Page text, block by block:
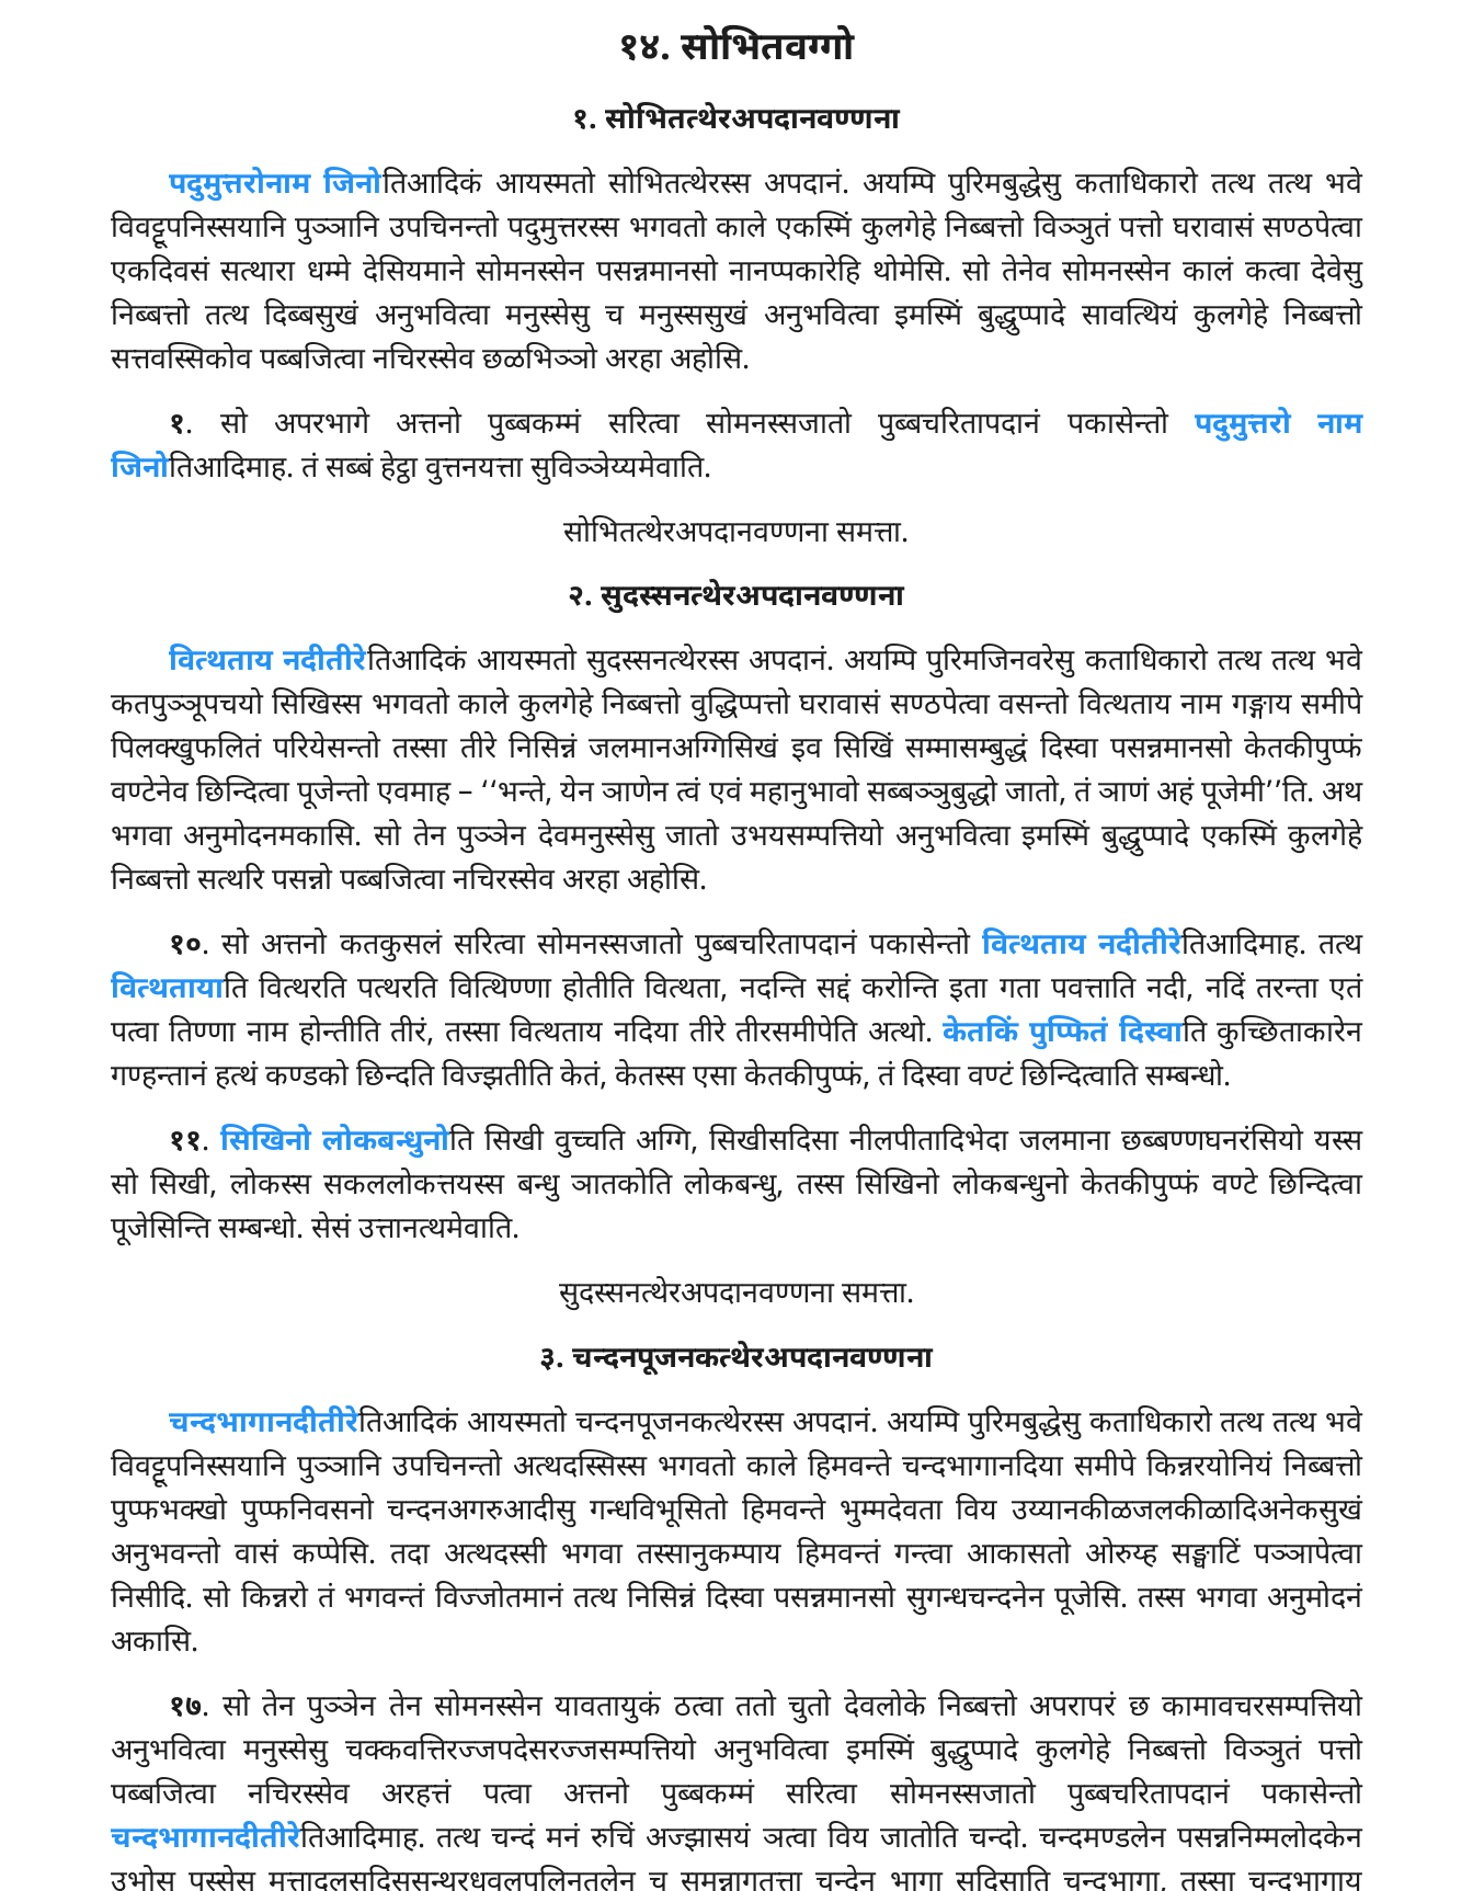
१४. सोभितवग्गो
१. सोभितत्थेरअपदानवण्णना
पदुमुत्तरोनाम जिनोतिआदिकं आयस्मतो सोभितत्थेरस्स अपदानं. अयम्पि पुरिमबुद्धेसु कताधिकारो तत्थ तत्थ भवे
विवट्टूपनिस्सयानि पुञ्ञानि उपचिनन्तो पदुमुत्तरस्स भगवतो काले एकस्मिं कुलगेहे निब्बत्तो विञ्ञुतं पत्तो घरावासं सण्ठपेत्वा
एकदिवसंसत्थारा धम्मे देसियमाने सोमनस्सेन पसन्नमानसो नानप्पकारेहि थोमेसि. सो तेनेव सोमनस्सेन कालं कत्वा देवेसु
निब्बत्तो तत्थ दिब्बसुखं अनुभवित्वा मनुस्सेसु च मनुस्ससुखं अनुभवित्वा इमस्मिं बुद्धुप्पादे सावत्थियं कुलगेहे निब्बत्तो
सत्तवस्सिकोव पब्बजित्वा नचिरस्सेव छळभिञ्ञो अरहा अहोसि.
१. सो अपरभागे अत्तनो पुब्बकम्मं सरित्वा सोमनस्सजातो पुब्बचरितापदानं पकासेन्तो पदुमुत्तरो नाम
जिनोतिआदिमाह. तं सब्बं हेट्ठा वुत्तनयत्ता सुविञ्ञेय्यमेवाति.
सोभितत्थेरअपदानवण्णना समत्ता.
२. सुदस्सनत्थेरअपदानवण्णना
वित्थताय नदीतीरेतिआदिकं आयस्मतो सुदस्सनत्थेरस्स अपदानं. अयम्पि पुरिमजिनवरेसु कताधिकारो तत्थ तत्थ भवे
कतपुञ्ञूपचयो सिखिस्स भगवतो काले कुलगेहे निब्बत्तो वुद्धिप्पत्तो घरावासं सण्ठपेत्वा वसन्तो वित्थताय नाम गङ्गाय समीपे
पिलक्खुफलितं परियेसन्तो तस्सा तीरे निसिन्नं जलमानअग्गिसिखं इव सिखिं सम्मासम्बुद्धं दिस्वा पसन्नमानसो केतकीपुप्फं
वण्टेनेव छिन्दित्वा पूजेन्तो एवमाह – ‘‘भन्ते, येन ञाणेन त्वं एवं महानुभावो सब्बञ्ञुबुद्धो जातो, तं ञाणं अहं पूजेमी’’ति. अथ
भगवा अनुमोदनमकासि. सो तेन पुञ्ञेन देवमनुस्सेसु जातो उभयसम्पत्तियो अनुभवित्वा इमस्मिं बुद्धुप्पादे एकस्मिं कुलगेहे
निब्बत्तो सत्थरि पसन्नो पब्बजित्वा नचिरस्सेव अरहा अहोसि.
१०.सो अत्तनो कतकुसलं सरित्वा सोमनस्सजातो पुब्बचरितापदानं पकासेन्तोवित्थताय नदीतीरेतिआदिमाह. तत्थ
वित्थतायाति वित्थरति पत्थरति वित्थिण्णा होतीति वित्थता, नदन्ति सद्दं करोन्ति इता गता पवत्ताति नदी, नदिं तरन्ता एतं
पत्वा तिण्णा नाम होन्तीति तीरं, तस्सा वित्थताय नदिया तीरे तीरसमीपेति अत्थो.केतकिं पुप्फितं दिस्वाति कुच्छिताकारेन
गण्हन्तानं हत्थं कण्डको छिन्दति विज्झतीति केतं, केतस्स एसा केतकीपुप्फं, तं दिस्वा वण्टं छिन्दित्वाति सम्बन्धो.
११.सिखिनो लोकबन्धुनोति सिखी वुच्चति अग्गि, सिखीसदिसा नीलपीतादिभेदा जलमाना छब्बण्णघनरंसियो यस्स
सो सिखी, लोकस्स सकललोकत्तयस्स बन्धु ञातकोति लोकबन्धु, तस्स सिखिनो लोकबन्धुनो केतकीपुप्फं वण्टे छिन्दित्वा
पूजेसिन्ति सम्बन्धो. सेसं उत्तानत्थमेवाति.
सुदस्सनत्थेरअपदानवण्णना समत्ता.
३. चन्दनपूजनकत्थेरअपदानवण्णना
चन्दभागानदीतीरेतिआदिकं आयस्मतो चन्दनपूजनकत्थेरस्स अपदानं. अयम्पि पुरिमबुद्धेसु कताधिकारो तत्थ तत्थ भवे
विवट्टूपनिस्सयानि पुञ्ञानि उपचिनन्तो अत्थदस्सिस्स भगवतो काले हिमवन्ते चन्दभागानदिया समीपे किन्नरयोनियं निब्बत्तो
पुप्फभक्खो पुप्फनिवसनो चन्दनअगरुआदीसु गन्धविभूसितो हिमवन्ते भुम्मदेवता विय उय्यानकीळजलकीळादिअनेकसुखं
अनुभवन्तो वासं कप्पेसि. तदा अत्थदस्सी भगवा तस्सानुकम्पाय हिमवन्तं गन्त्वा आकासतो ओरुय्ह सङ्घाटिं पञ्ञापेत्वा
निसीदि. सो किन्नरो तं भगवन्तं विज्जोतमानं तत्थ निसिन्नं दिस्वा पसन्नमानसो सुगन्धचन्दनेन पूजेसि. तस्स भगवा अनुमोदनं
अकासि.
१७. सो तेन पुञ्ञेन तेन सोमनस्सेन यावतायुकं ठत्वा ततो चुतो देवलोके निब्बत्तो अपरापरं छ कामावचरसम्पत्तियो
अनुभवित्वा मनुस्सेसु चक्कवत्तिरज्जपदेसरज्जसम्पत्तियो अनुभवित्वा इमस्मिं बुद्धुप्पादे कुलगेहे निब्बत्तो विञ्ञुतं पत्तो
पब्बजित्वा नचिरस्सेव अरहत्तं पत्वा अत्तनो पुब्बकम्मं सरित्वा सोमनस्सजातो पुब्बचरितापदानं पकासेन्तो
चन्दभागानदीतीरेतिआदिमाह. तत्थ चन्दं मनं रुचिं अज्झासयं ञत्वा विय जातोति चन्दो. चन्दमण्डलेन पसन्ननिम्मलोदकेन